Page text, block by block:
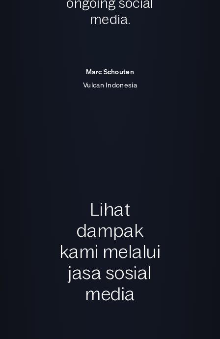
media.
Marc Schouten
Vulcan Indonesia
Lihat
dampak
kami melalui
jasa sosial
media